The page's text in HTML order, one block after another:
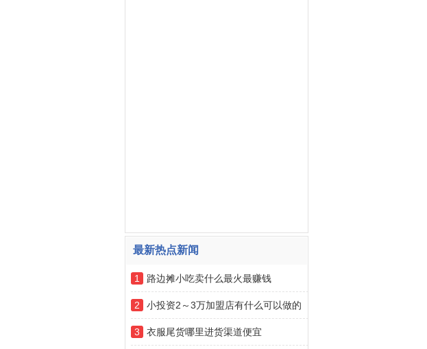
最新热点新闻
1 路边摊小吃卖什么最火最赚钱
2 小投资2～3万加盟店有什么可以做的
3 衣服尾货哪里进货渠道便宜